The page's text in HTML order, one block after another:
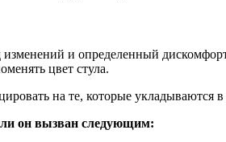
и определенный
цвет стула.
на те, которые укладываются
он вызван следующим: